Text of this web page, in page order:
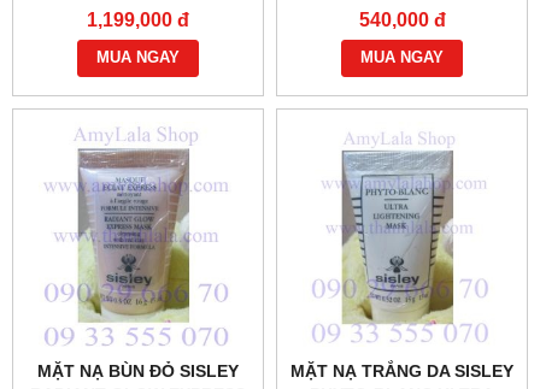
CLEANSING PEAT LUMENE
- 0858.193968 -
0944.193968 -
1,199,000 đ
MUA NGAY
15ML - 0902966670 -
0933555070 -
WWW.THANHLALA.COM :
540,000 đ
MUA NGAY
MẶT NẠ BÙN ĐỎ SISLEY
MẶT NẠ TRẮNG DA SISLEY